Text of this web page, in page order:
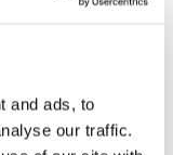
and ads, to
our traffic.
Der
Zinzino weiß,
wenn Sie Ihre Gut
Sie den